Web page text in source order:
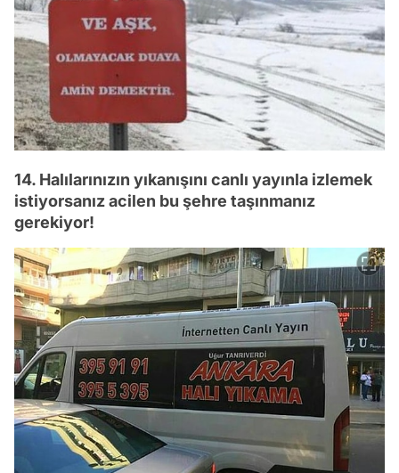
14. Halılarınızın yıkanışını canlı yayınla izlemek
istiyorsanız acilen bu şehre taşınmanız
gerekiyor!